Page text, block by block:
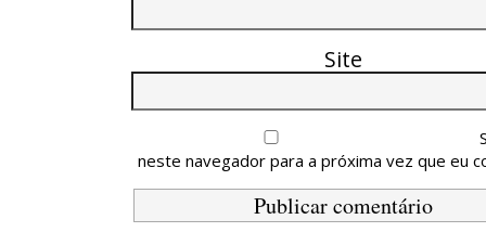
Site
neste navegador para a próxima vez que eu